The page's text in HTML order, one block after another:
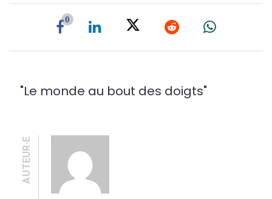
0
"Le monde au bout des doigts"
AUTEUR·E